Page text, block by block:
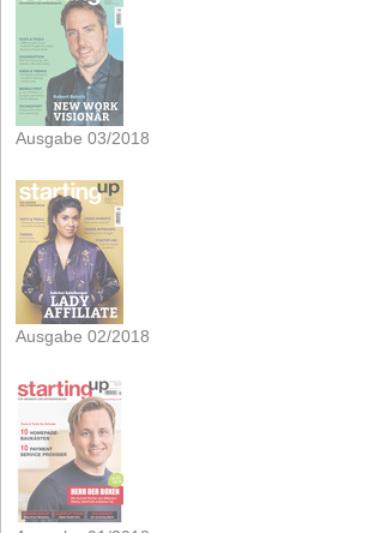
Ausgabe 03/2018
Ausgabe 02/2018